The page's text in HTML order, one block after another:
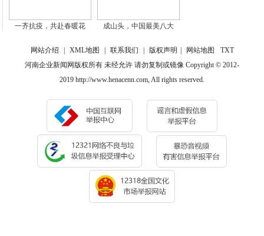
一齐抗疫，共赴春暖花 成山头，中国最美八大
网站介绍 XML地图 联系我们 版权声明 网站地图
TXT
河南企业新闻网版权所有 未经允许 请勿复制或镜像 Copyright © 2012-
2019 http://www.henacenn.com, All rights reserved.